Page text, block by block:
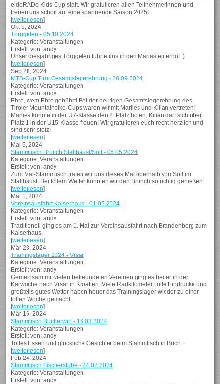
eldoRADo Kids-Cup statt. Wir gratulieren allen TeilnehmerInnen und
freuen uns schon auf eine spannende Saison 2025!
[weiterlesen]
Okt 5, 2024
Törggelen - 05.10.2024
Kategorie: Veranstaltungen
Erstellt von: andy
Unser diesjähriges Törggelen führte uns in den Mariasteinerhof :)
[weiterlesen]
Sep 28, 2024
MTB-Cup Tirol Gesamtsiegerehrung - 28.09.2024
Kategorie: Veranstaltungen
Erstellt von: andy
Ehre, wem Ehre gebührt! Bei der heutigen Gesamtsiegerehrung des
Tiroler Mountainbike-Cups waren wir mit Marlies und Kilian vertreten!
Marlies konnte in der U7-Klasse den 2. Platz holen, Kilian darf sich über
Platz 1 in der U15-Klasse freuen! Wir gratulieren euch recht herzlich und
sind sehr stolz!
[weiterlesen]
Mai 5, 2024
Stammtisch Brunch Stallhäusl/Söll - 05.05.2024
Kategorie: Veranstaltungen
Erstellt von: andy
Zum Mai-Stammtisch trafen wir uns dieses Mal oberhalb von Söll im
Stallhäusl. Bei tollem Wetter konnten wir den Brunch so richtig genießen.
[weiterlesen]
Mai 1, 2024
Vereinsausfahrt Kaiserhaus - 01.05.2024
Kategorie: Veranstaltungen
Erstellt von: andy
Traditionell ging es am 1. Mai zur Vereinsausfahrt nach Brandenberg zum
Kaiserhaus.
[weiterlesen]
Mär 23, 2024
Trainingslager 2024 - Vrsar
Kategorie: Veranstaltungen
Erstellt von: andy
Gemeinsam mit vielen befreundeten Vereinen ging es heuer in der
Karwoche nach Vrsar in Kroatien. Viele Radkilometer, tolle Eindrücke und
großteils gutes Wetter haben heuer das Trainingslager wieder zu einer
tollen Woche gemacht.
[weiterlesen]
Mär 16, 2024
Stammtisch Bucherwirt - 16.03.2024
Kategorie: Veranstaltungen
Erstellt von: andy
Tolles Essen und glückliche Gesichter beim Stammtisch in Buch.
[weiterlesen]
Feb 24, 2024
Stammtisch Fischerstube - 24.02.2024
Kategorie: Veranstaltungen
Erstellt von: andy